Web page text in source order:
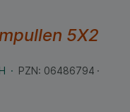
5X2
PZN: 06486794